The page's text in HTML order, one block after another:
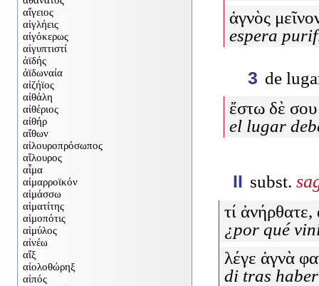
ἁγνὸς
espera
3 de
ἔστω δὲ
el lugar
II subst.
τί
¿por qué
λέγε ἁγνὰ
di tras